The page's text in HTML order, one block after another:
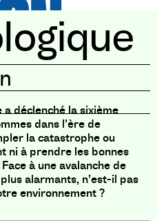
déclenché la sixième
dans l’ère de
la catastrophe ou
ni à prendre les bonnes
à une avalanche de
alarmants, n’est-il pas
environnement ?